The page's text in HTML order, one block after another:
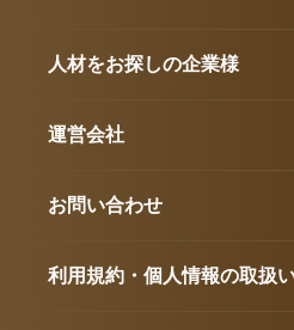
人材をお探しの企業様
運営会社
お問い合わせ
利用規約・個人情報の取扱